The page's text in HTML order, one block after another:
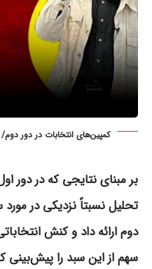
کمپین‌های انتخابات در دور
بر مبنای نتایجی که در دور
تحلیل نسبتاً نزدیکی در مورد
دوم ارائه داد و کنش
سهم از این سبد را پیش‌بینی